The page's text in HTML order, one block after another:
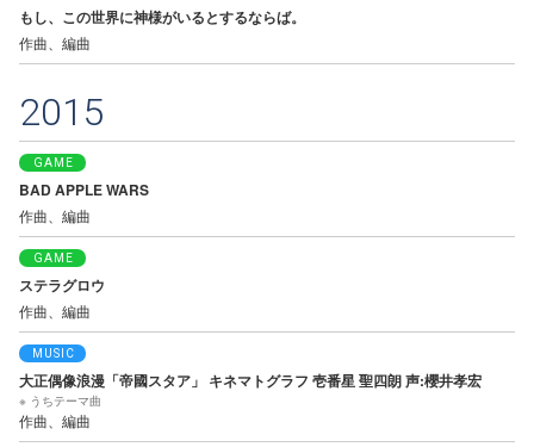
もし、この世界に神様がいるとするならば。
作曲、編曲
2015
GAME
BAD APPLE WARS
作曲、編曲
GAME
ステラグロウ
作曲、編曲
MUSIC
大正偶像浪漫「帝國スタア」 キネマトグラフ 壱番星 聖四朗 声:櫻井孝宏
※ うちテーマ曲
作曲、編曲